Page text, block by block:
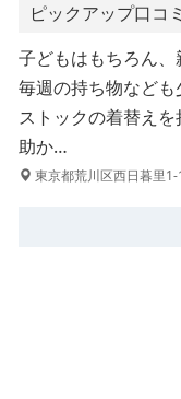
ピックアップ口コミ
子どもはもちろん、
毎週の持ち物なども
ストックの着替え
助か…
東京都荒川区西日暮里1-